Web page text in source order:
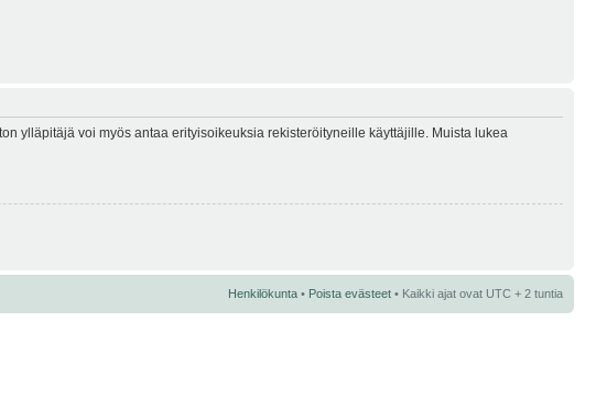
ylläpitäjä voi myös antaa erityisoikeuksia rekisteröityneille käyttäjille. Muista lukea
Henkilökunta • Poista evästeet • Kaikki ajat ovat UTC + 2 tuntia